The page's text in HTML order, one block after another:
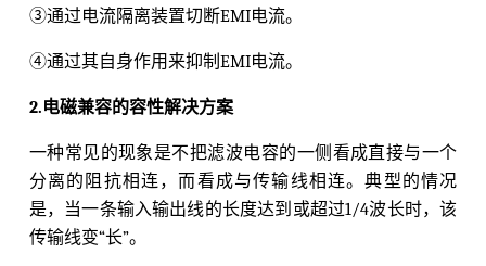
③通过电流隔离装置切断EMI电流。
④通过其自身作用来抑制EMI电流。
2.电磁兼容的容性解决方案
一种常见的现象是不把滤波电容的一侧看成直接与一个
分离的阻抗相连，而看成与传输线相连。典型的情况
是，当一条输入输出线的长度达到或超过1/4波长时，该
传输线变“长”。